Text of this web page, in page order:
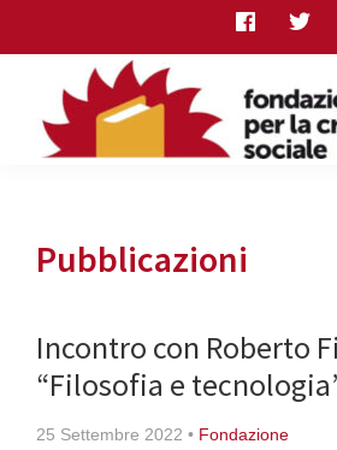
to
content
to
primary
sidebar
to
critica
sociale
Pubblicazioni
Incontro con Roberto
“Filosofia e
25 Settembre 2022 • Fondazione